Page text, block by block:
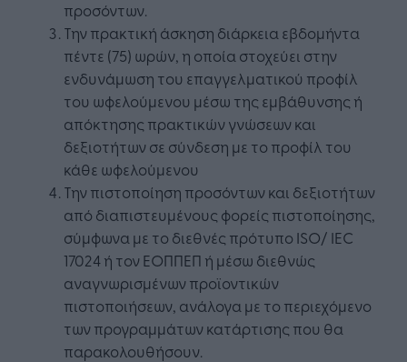
προσόντων.
Την πρακτική άσκηση διάρκεια εβδομήντα
πέντε (75) ωρών, η οποία στοχεύει στην
ενδυνάμωση του επαγγελματικού προφίλ
του ωφελούμενου μέσω της εμβάθυνσης ή
απόκτησης πρακτικών γνώσεων και
δεξιοτήτων σε σύνδεση με το προφίλ του
κάθε ωφελούμενου
Την πιστοποίηση προσόντων και δεξιοτήτων
από διαπιστευμένους φορείς πιστοποίησης,
σύμφωνα με το διεθνές πρότυπο ISO/ IEC
17024 ή τον ΕΟΠΠΕΠ ή μέσω διεθνώς
αναγνωρισμένων προϊοντικών
πιστοποιήσεων, ανάλογα με το περιεχόμενο
των προγραμμάτων κατάρτισης που θα
παρακολουθήσουν.